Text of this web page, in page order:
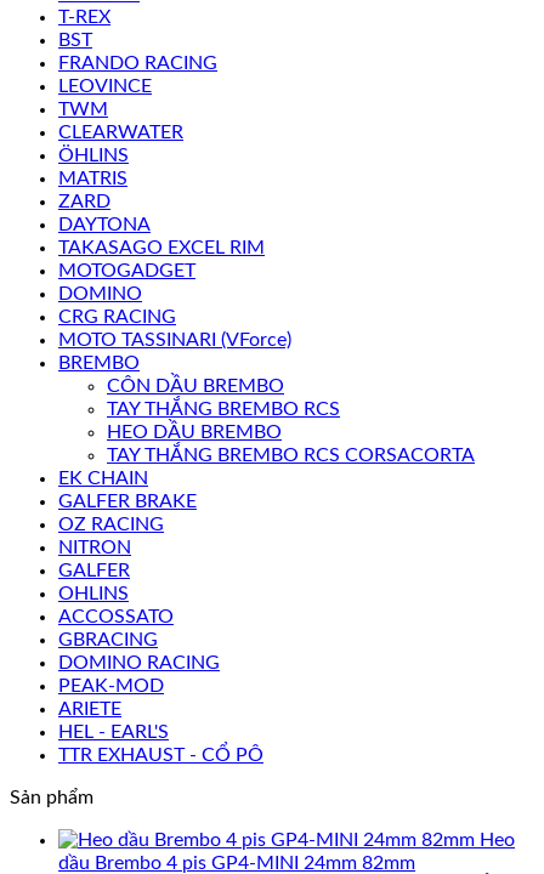
T-REX
BST
FRANDO RACING
LEOVINCE
TWM
CLEARWATER
ÖHLINS
MATRIS
ZARD
DAYTONA
TAKASAGO EXCEL RIM
MOTOGADGET
DOMINO
CRG RACING
MOTO TASSINARI (VForce)
BREMBO
CÔN DẦU BREMBO
TAY THẮNG BREMBO RCS
HEO DẦU BREMBO
TAY THẮNG BREMBO RCS CORSACORTA
EK CHAIN
GALFER BRAKE
OZ RACING
NITRON
GALFER
OHLINS
ACCOSSATO
GBRACING
DOMINO RACING
PEAK-MOD
ARIETE
HEL - EARL'S
TTR EXHAUST - CỔ PÔ
Sản phẩm
Heo
dầu Brembo 4 pis GP4-MINI 24mm 82mm